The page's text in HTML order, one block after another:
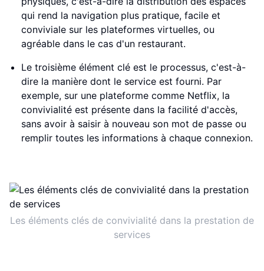
qui rend la navigation plus pratique, facile et
conviviale sur les plateformes virtuelles, ou
agréable dans le cas d'un restaurant.
Le troisième élément clé est le processus, c'est-à-
dire la manière dont le service est fourni. Par
exemple, sur une plateforme comme Netflix, la
convivialité est présente dans la facilité d'accès,
sans avoir à saisir à nouveau son mot de passe ou
remplir toutes les informations à chaque connexion.
Les éléments clés de convivialité dans la prestation de
services